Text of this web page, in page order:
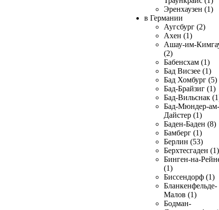
Эренхаузен (1)
в Германии
Аугсбург (2)
Ахен (1)
Ашау-им-
(2)
Бабенсхам (1)
Бад Висзее (1)
Бад Хомбург (5)
Бад-Брайзиг (1)
Бад-Вильснак
Бад-Мюндер-ам-
Дайстер (1)
Баден-Баден (8)
Бамберг (1)
Берлин (53)
Берхтесгаден (1)
Бинген-на-
(1)
Биссендорф (1)
Бланкенфельде-
Малов (1)
Бодман-